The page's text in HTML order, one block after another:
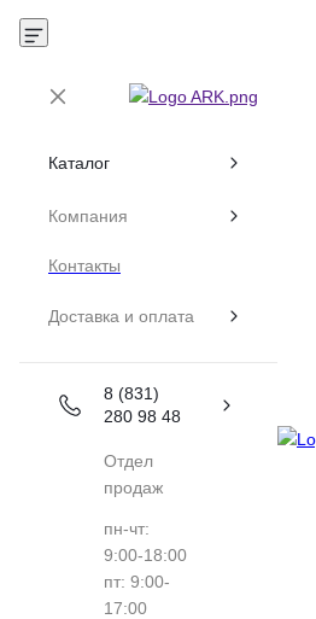
Каталог
Компания
Контакты
Доставка и оплата
8 (831)
280 98 48
Отдел
продаж
пн-чт:
9:00-18:00
пт: 9:00-
17:00